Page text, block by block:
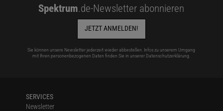
Spektrum.de-Newsletter abonnieren
JETZT ANMELDEN!
Sie können unsere Newsletter jederzeit wieder abbestellen. Infos zu unserem Umgang
mit Ihren personenbezogenen Daten finden Sie in unserer Datenschutzerklärung
SERVICES
Newsletter